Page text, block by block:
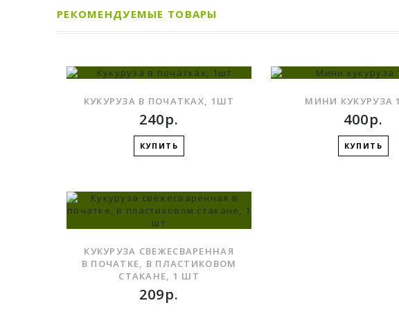
РЕКОМЕНДУЕМЫЕ ТОВАРЫ
КУКУРУЗА В ПОЧАТКАХ, 1ШТ
240р.
КУПИТЬ
В ЗАКЛАДКИ
МИНИ КУКУРУЗА
400р.
КУПИТЬ
КУКУРУЗА СВЕЖЕСВАРЕННАЯ
В ПОЧАТКЕ, В ПЛАСТИКОВОМ
СТАКАНЕ, 1 ШТ
209р.